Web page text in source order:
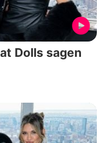
Dolls sagen